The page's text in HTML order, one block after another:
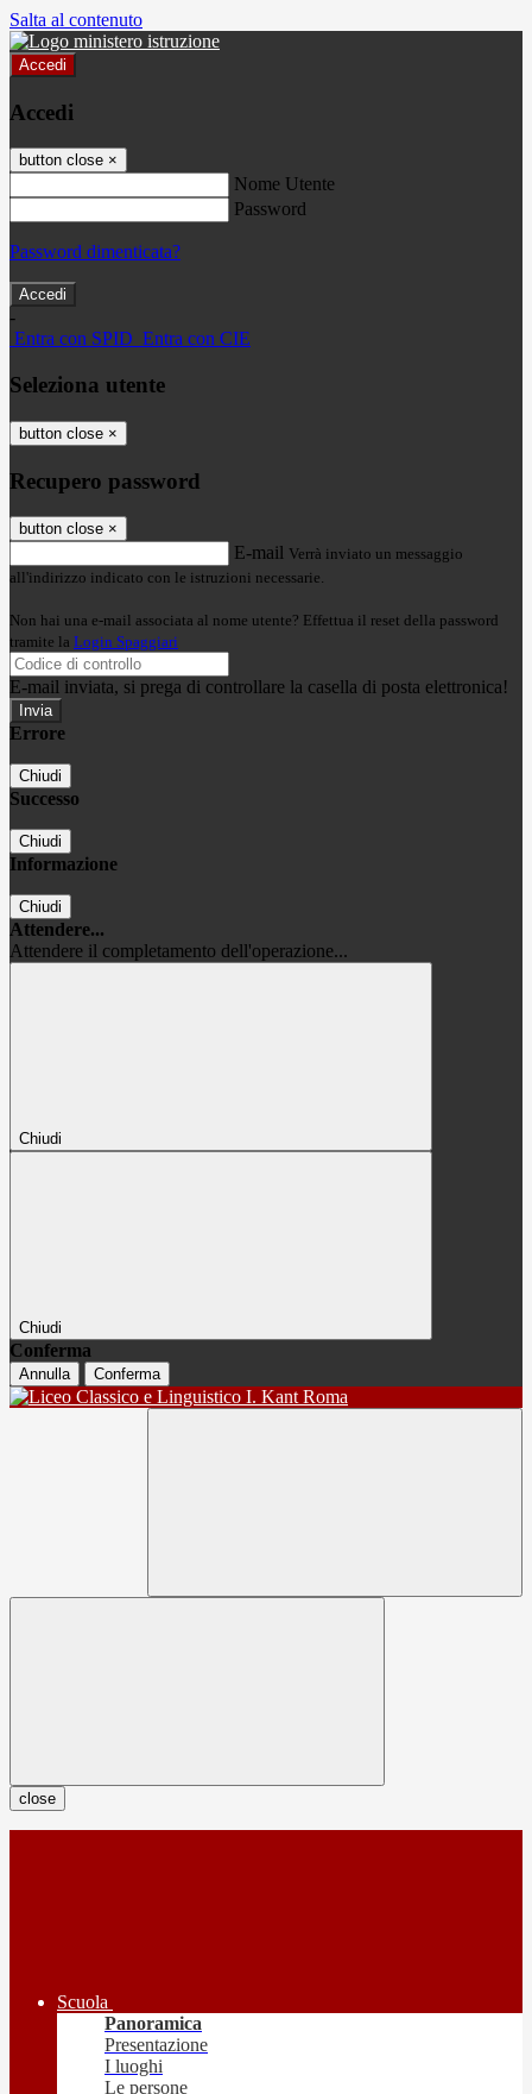
Salta al contenuto
Accedi
Accedi
button close ×
Nome Utente
Password
Password dimenticata?
-
Entra con SPID Entra con CIE
Seleziona utente
button close ×
Recupero password
button close ×
E-mail Verrà inviato un messaggio
all'indirizzo indicato con le istruzioni necessarie.
Non hai una e-mail associata al nome utente? Effettua il reset della password
tramite la Login Spaggiari
E-mail inviata, si prega di controllare la casella di posta elettronica!
Errore
Chiudi
Successo
Chiudi
Informazione
Chiudi
Attendere...
Attendere il completamento dell'operazione...
Chiudi
Chiudi
Conferma
Annulla Conferma
close
Scuola
Panoramica
Presentazione
I luoghi
Le persone